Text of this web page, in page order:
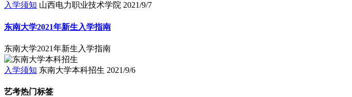
入学须知 山西电力职业技术学院 2021/9/7
东南大学2021年新生入学指南
东南大学2021年新生入学指南
入学须知 东南大学本科招生 2021/9/6
艺考热门标签